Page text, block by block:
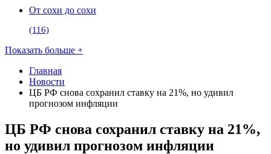
От сохи до сохи
(116)
Показать больше +
Главная
Новости
ЦБ РФ снова сохранил ставку на 21%, но удивил
прогнозом инфляции
ЦБ РФ снова сохранил ставку на 21%,
но удивил прогнозом инфляции